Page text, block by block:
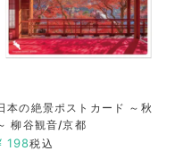
本の絶景ポストカード ～秋
柳谷観音/京都
198税込